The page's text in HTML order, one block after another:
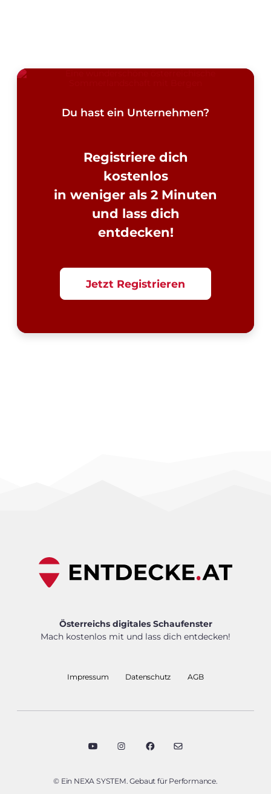
Du hast ein Unternehmen?
Registriere dich
kostenlos
in weniger als 2 Minuten
und lass dich
entdecken!
Jetzt Registrieren
Österreichs digitales Schaufenster
Mach kostenlos mit und lass dich entdecken!
Impressum Datenschutz AGB
© Ein NEXA SYSTEM. Gebaut für Performance.